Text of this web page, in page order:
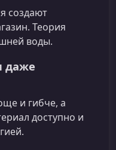
создают
Теория
воды.
даже
и гибче, а
доступно и